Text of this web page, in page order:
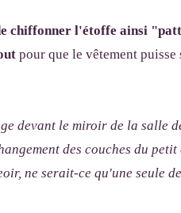
chiffonner l'étoffe ainsi
pour que le vêtement puisse
devant le miroir de la salle
des couches du
ne serait-ce qu'une seule